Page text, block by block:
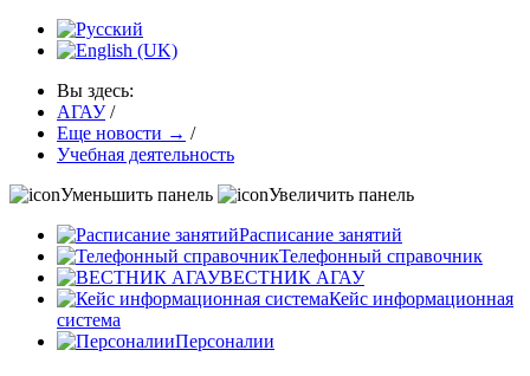
Вы здесь:
АГАУ /
Еще новости → /
Учебная деятельность
Уменьшить панель
Увеличить панель
Расписание занятий
Телефонный справочник
ВЕСТНИК АГАУ
Кейс информационная
система
Персоналии